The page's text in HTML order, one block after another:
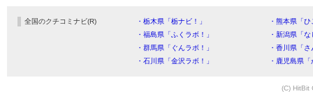
全国のクチコミナビ(R) ・栃木県「栃ナビ！」
・熊本県「
・福島県「ふくラボ！」
・新潟県「
・群馬県「ぐんラボ！」
・香川県「
・石川県「金沢ラボ！」
・鹿児島県
(C) HitBit